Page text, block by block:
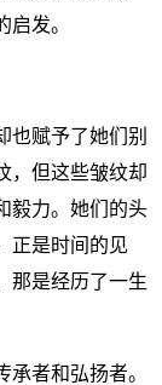
发。
也赋予了她们别
，但这些皱纹却
毅力。她们的头
正是时间的见
那是经历了一生
者和弘扬者。